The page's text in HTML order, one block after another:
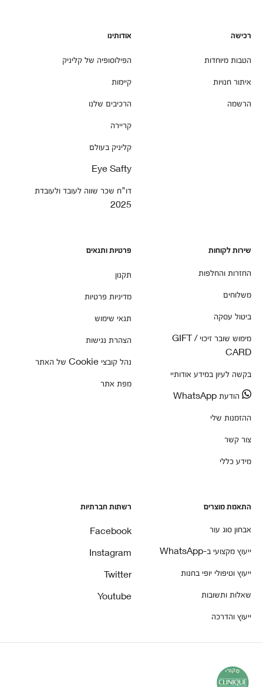
רכישה
הטבות מיוחדות
איתור חנויות
הרשמה
אודותינו
הפילוסופיה של קליניק
קיימות
הרכיבים שלנו
קריירה
קליניק בעולם
Eye Safty
דו"ח שכר שווה לעובד ולעובדת
2025
שירות לקוחות
החזרות והחלפות
משלוחים
ביטול עסקה
מימוש שובר זיכוי / GIFT
CARD
בקשה לעיון במידע אודותיי
הודעת WhatsApp
ההזמנות שלי
צור קשר
מידע כללי
פרטיות ותנאים
תקנון
מדיניות פרטיות
תנאי שימוש
הצהרת נגישות
נהל קובצי Cookie של האתר
מפת אתר
התאמת מוצרים
אבחון סוג עור
ייעוץ מקצועי ב-WhatsApp
ייעוץ וטיפולי יופי בחנות
שאלות ותשובות
ייעוץ והדרכה
רשתות חברתיות
Facebook
Instagram
Twitter
Youtube